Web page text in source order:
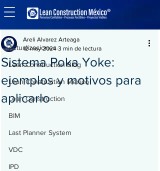
Entrada
Actualizaciones
Lean Construction Blog
Lean Construction México
Lean Construction
BIM
Last Planner System
VDC
IPD
Sistema Poka Yoke:
ejemplos y motivos para
aplicarlo
Areli Alvarez Arteaga
12 may 2024 3 min de lectura